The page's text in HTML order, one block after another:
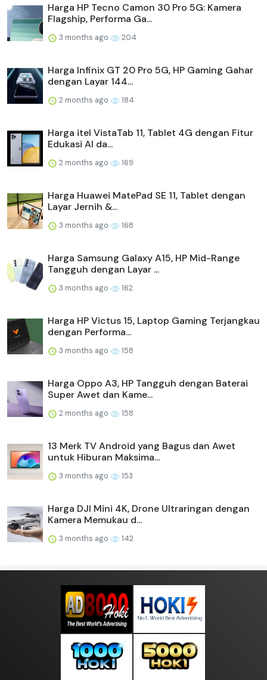
Harga HP Tecno Camon 30 Pro 5G: Kamera
Flagship, Performa Ga...
3 months ago 204
Harga Infinix GT 20 Pro 5G, HP Gaming Gahar
dengan Layar 144...
2 months ago 184
Harga itel VistaTab 11, Tablet 4G dengan Fitur
Edukasi AI da...
2 months ago 169
Harga Huawei MatePad SE 11, Tablet dengan
Layar Jernih &...
3 months ago 168
Harga Samsung Galaxy A15, HP Mid-Range
Tangguh dengan Layar ...
3 months ago 162
Harga HP Victus 15, Laptop Gaming Terjangkau
dengan Performa...
3 months ago 158
Harga Oppo A3, HP Tangguh dengan Baterai
Super Awet dan Kame...
2 months ago 158
13 Merk TV Android yang Bagus dan Awet
untuk Hiburan Maksima...
3 months ago 153
Harga DJI Mini 4K, Drone Ultraringan dengan
Kamera Memukau d...
3 months ago 142